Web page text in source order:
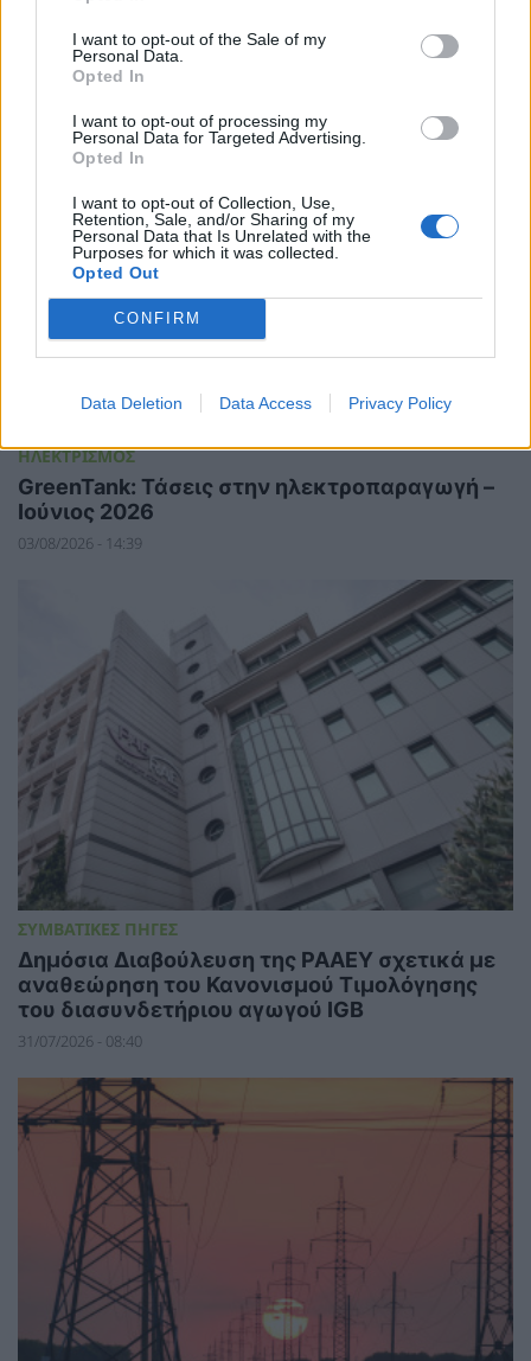
I want to opt-out of the Sale of my
Personal Data.
Opted In
I want to opt-out of processing my
Personal Data for Targeted Advertising.
Opted In
I want to opt-out of Collection, Use,
Retention, Sale, and/or Sharing of my
Personal Data that Is Unrelated with the
Purposes for which it was collected.
Opted Out
CONFIRM
Data Deletion Data Access Privacy Policy
του Ετήσιου Προγραμματισμού ΥΦΑ των
Ετών 2027-2041
04/08/2026 - 12:44
ΗΛΕΚΤΡΙΣΜΟΣ
GreenTank: Τάσεις στην ηλεκτροπαραγωγή –
Ιούνιος 2026
03/08/2026 - 14:39
ΣΥΜΒΑΤΙΚΕΣ ΠΗΓΕΣ
Δημόσια Διαβούλευση της ΡΑΑΕΥ σχετικά με
αναθεώρηση του Κανονισμού Τιμολόγησης
του διασυνδετήριου αγωγού IGB
31/07/2026 - 08:40